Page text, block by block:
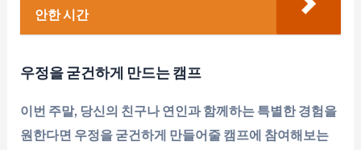
안한 시간
우정을 굳건하게 만드는 캠프
이번 주말, 당신의 친구나 연인과 함께하는 특별한 경험을
원한다면 우정을 굳건하게 만들어줄 캠프에 참여해보는